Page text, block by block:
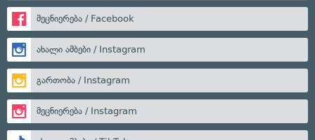
მეცნიერება / Facebook
ახალი ამბები / Instagram
გართობა / Instagram
მეცნიერება / Instagram